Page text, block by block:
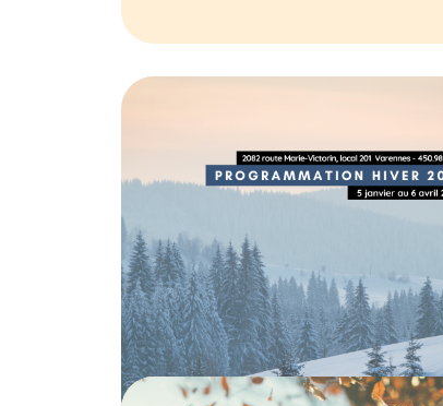
programmation hiver
2026
CALENDRIER PROGRAMMATION